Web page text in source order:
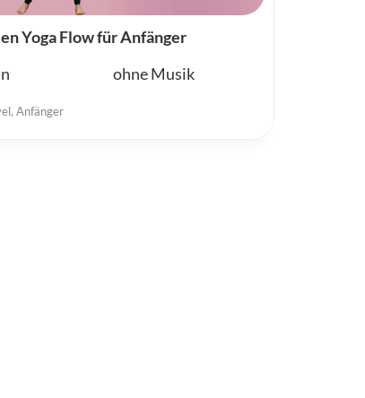
Yoga Flow für Anfänger
ohne Musik
,Anfänger